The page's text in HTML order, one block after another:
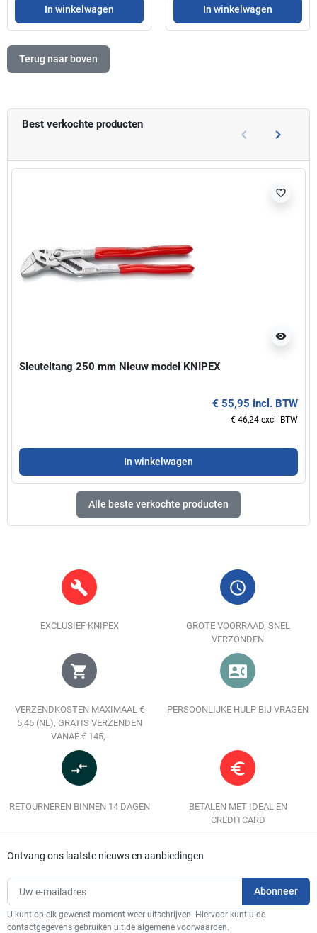
Best verkochte producten
Vorige
keyboard_arrow_left keyboard_arrow_right
visibility
favorite_border
Sleuteltang 250 mm Nieuw model KNIPEX
€ 55,95 incl. BTW
€ 46,24 excl. BTW
In winkelwagen
Alle beste verkochte producten
In winkelwagen In winkelwagen
Terug naar boven
build
EXCLUSIEF KNIPEX
query_builder
GROTE VOORRAAD, SNEL
VERZONDEN
shopping_cart
VERZENDKOSTEN MAXIMAAL €
5,45 (NL), GRATIS VERZENDEN
VANAF € 145,-
contact_phone
PERSOONLIJKE HULP BIJ VRAGEN
compare_arrows
RETOURNEREN BINNEN 14 DAGEN
euro_symbol
BETALEN MET IDEAL EN
CREDITCARD
Ontvang ons laatste nieuws en aanbiedingen
U kunt op elk gewenst moment weer uitschrijven. Hiervoor kunt u de
contactgegevens gebruiken uit de algemene voorwaarden.